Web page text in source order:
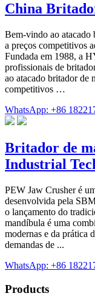
China
Bem-vindo ao atacado
a preços competitivos
Fundada em 1988, a
profissionais de
ao atacado britador de
competitivos …
WhatsApp: +86
Britador de
Industrial
PEW Jaw Crusher é
desenvolvida pela
o lançamento do
mandíbula é uma
modernas e da prática
demandas de ...
WhatsApp: +86
Products